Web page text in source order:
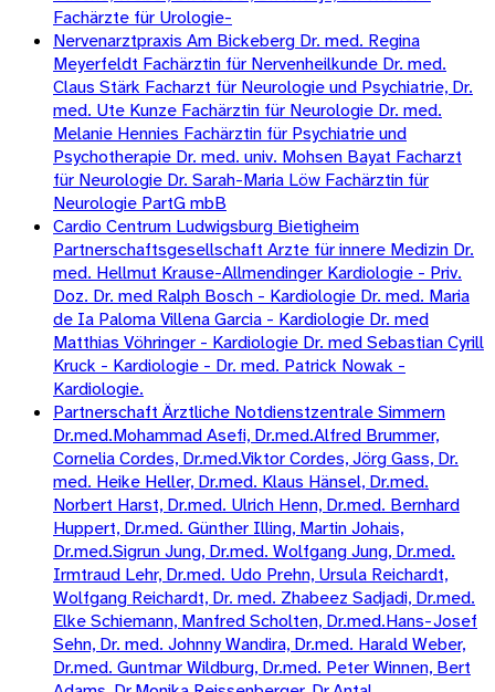
Fachärzte für Urologie-
Nervenarztpraxis Am Bickeberg Dr. med. Regina
Meyerfeldt Fachärztin für Nervenheilkunde Dr. med.
Claus Stärk Facharzt für Neurologie und Psychiatrie, Dr.
med. Ute Kunze Fachärztin für Neurologie Dr. med.
Melanie Hennies Fachärztin für Psychiatrie und
Psychotherapie Dr. med. univ. Mohsen Bayat Facharzt
für Neurologie Dr. Sarah-Maria Löw Fachärztin für
Neurologie PartG mbB
Cardio Centrum Ludwigsburg Bietigheim
Partnerschaftsgesellschaft Arzte für innere Medizin Dr.
med. Hellmut Krause-Allmendinger Kardiologie - Priv.
Doz. Dr. med Ralph Bosch - Kardiologie Dr. med. Maria
de Ia Paloma Villena Garcia - Kardiologie Dr. med
Matthias Vöhringer - Kardiologie Dr. med Sebastian Cyrill
Kruck - Kardiologie - Dr. med. Patrick Nowak -
Kardiologie.
Partnerschaft Ärztliche Notdienstzentrale Simmern
Dr.med.Mohammad Asefi, Dr.med.Alfred Brummer,
Cornelia Cordes, Dr.med.Viktor Cordes, Jörg Gass, Dr.
med. Heike Heller, Dr.med. Klaus Hänsel, Dr.med.
Norbert Harst, Dr.med. Ulrich Henn, Dr.med. Bernhard
Huppert, Dr.med. Günther Illing, Martin Johais,
Dr.med.Sigrun Jung, Dr.med. Wolfgang Jung, Dr.med.
Irmtraud Lehr, Dr.med. Udo Prehn, Ursula Reichardt,
Wolfgang Reichardt, Dr. med. Zhabeez Sadjadi, Dr.med.
Elke Schiemann, Manfred Scholten, Dr.med.Hans-Josef
Sehn, Dr. med. Johnny Wandira, Dr.med. Harald Weber,
Dr.med. Guntmar Wildburg, Dr.med. Peter Winnen, Bert